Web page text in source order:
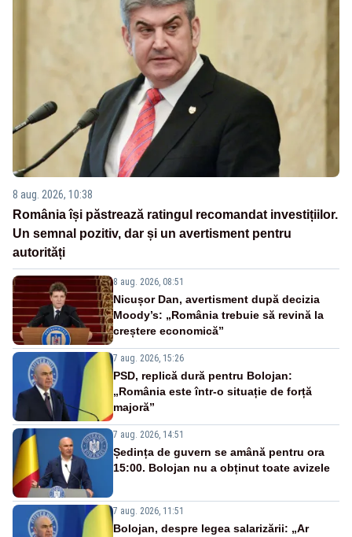
8 aug. 2026, 10:38
România își păstrează ratingul recomandat investițiilor.
Un semnal pozitiv, dar și un avertisment pentru
autorități
8 aug. 2026, 08:51
Nicușor Dan, avertisment după decizia
Moody’s: „România trebuie să revină la
creștere economică”
7 aug. 2026, 15:26
PSD, replică dură pentru Bolojan:
„România este într-o situație de forță
majoră”
7 aug. 2026, 14:51
Ședința de guvern se amână pentru ora
15:00. Bolojan nu a obținut toate avizele
7 aug. 2026, 11:51
Bolojan, despre legea salarizării: „Ar